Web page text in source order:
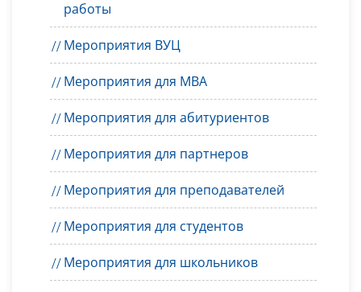
работы
Мероприятия ВУЦ
Мероприятия для MBA
Мероприятия для абитуриентов
Мероприятия для партнеров
Мероприятия для преподавателей
Мероприятия для студентов
Мероприятия для школьников